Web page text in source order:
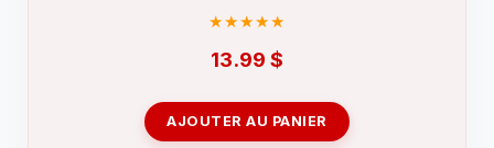
13.99 $
AJOUTER AU PANIER